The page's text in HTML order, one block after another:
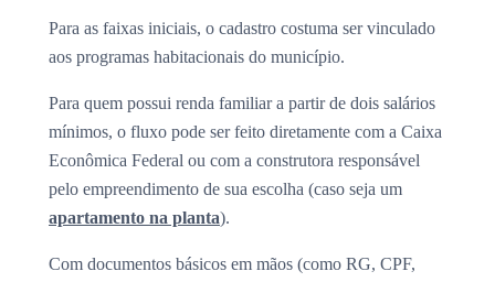
Para as faixas iniciais, o cadastro costuma ser vinculado
aos programas habitacionais do município.
Para quem possui renda familiar a partir de dois salários
mínimos, o fluxo pode ser feito diretamente com a Caixa
Econômica Federal ou com a construtora responsável
pelo empreendimento de sua escolha (caso seja um
apartamento na planta).
Com documentos básicos em mãos (como RG, CPF,